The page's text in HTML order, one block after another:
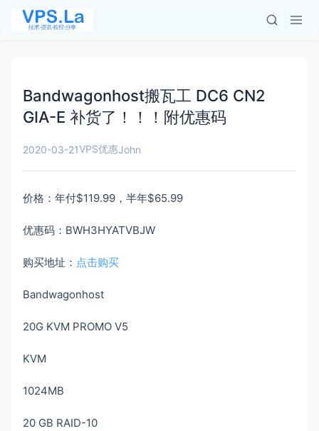
Bandwagonhost搬瓦工 DC6 CN2
GIA-E 补货了！！！附优惠码
2020-03-21VPS优惠John
价格：年付$119.99，半年$65.99
优惠码：BWH3HYATVBJW
购买地址： 点击购买
Bandwagonhost
20G KVM PROMO V5
KVM
1024MB
20 GB RAID-10